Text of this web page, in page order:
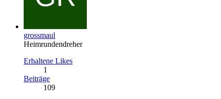
grossmaul
Heimrundendreher
Erhaltene Likes
1
Beiträge
109